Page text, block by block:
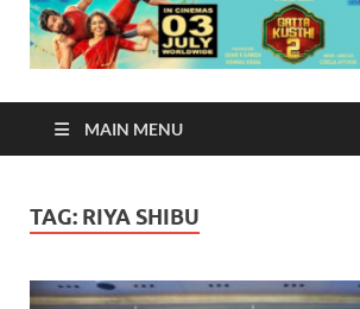
MAIN MENU
TAG: RIYA SHIBU